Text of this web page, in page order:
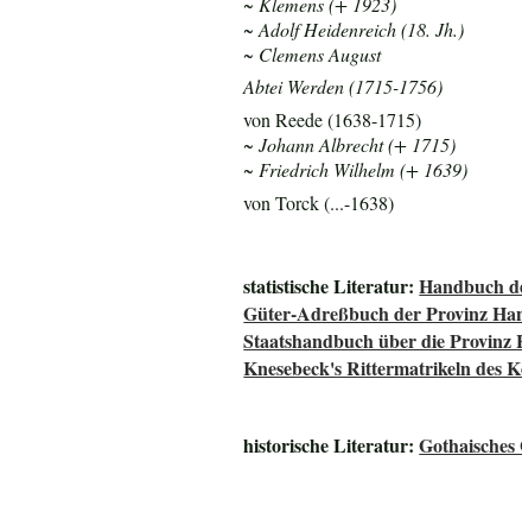
~ Adolf Heidenreich (18. Jh.)
~ Clemens August
Abtei Werden (1715-1756)
von Reede (1638-1715)
~ Johann Albrecht (+ 1715)
~ Friedrich Wilhelm (+ 1639)
von Torck (...-1638)
statistische Literatur:Handbuch
Güter-Adreßbuch der Provinz
Staatshandbuch über die Provinz
Knesebeck's Rittermatrikeln des
historische Literatur: